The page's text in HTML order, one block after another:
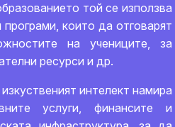
той се използва
програми, които да отговарят
на учениците, за
ресурси и др.
интелект намира
услуги, финансите и